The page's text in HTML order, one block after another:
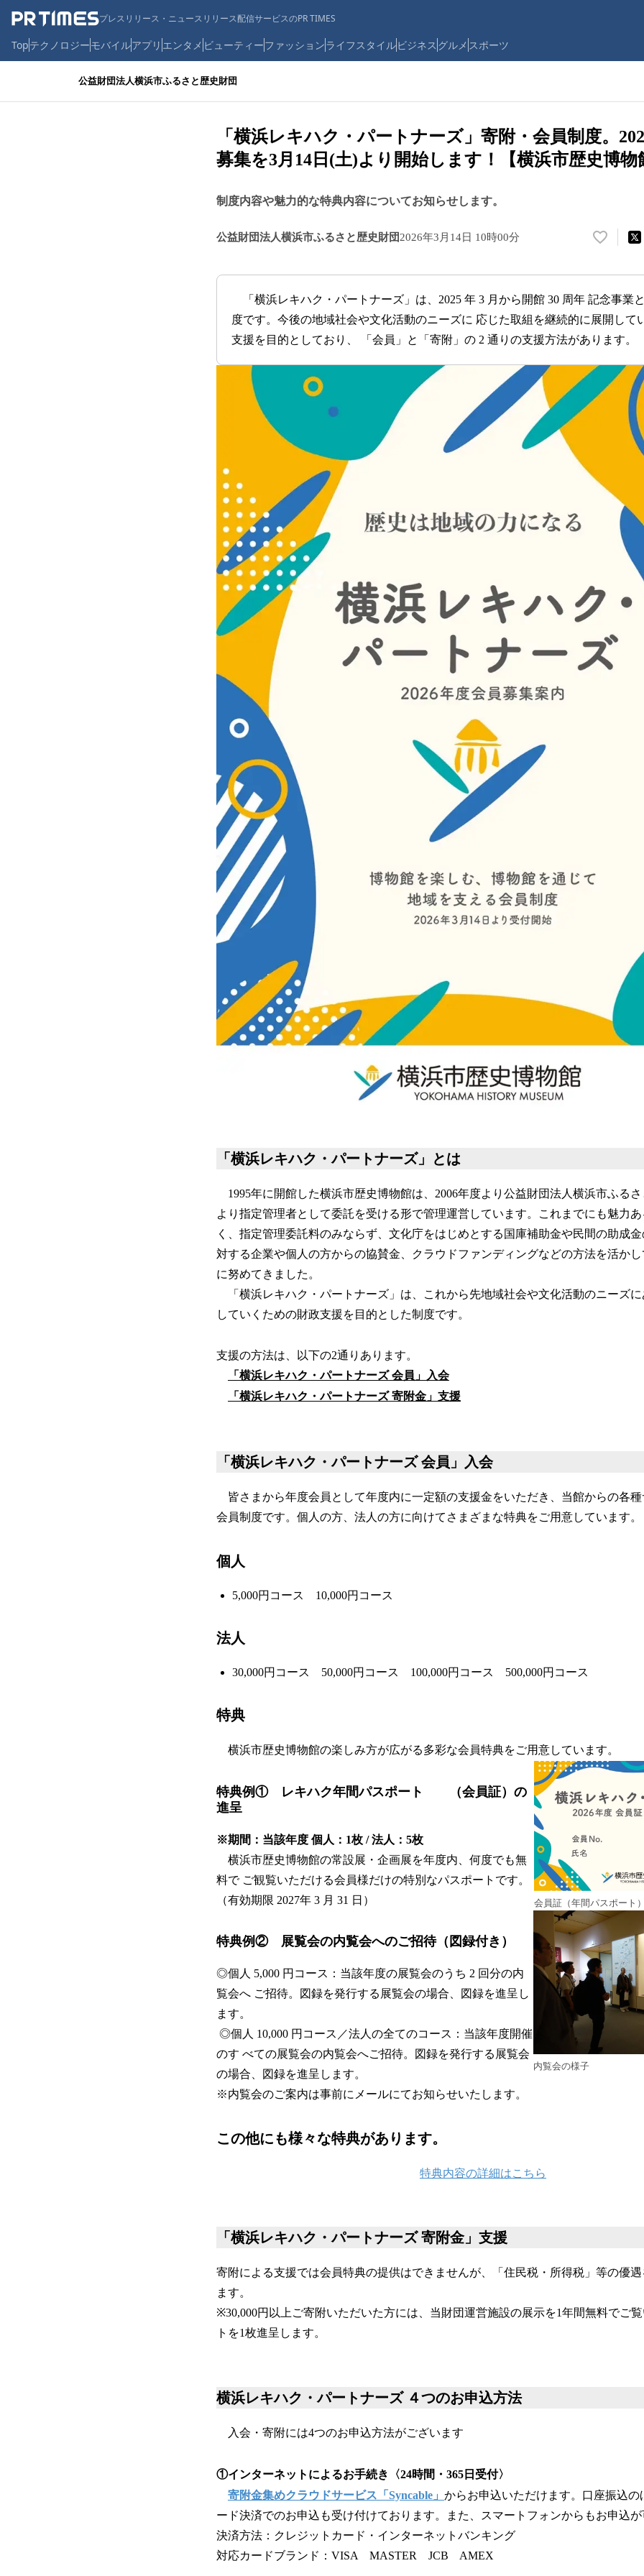
プレスリリース・ニュースリリース配信サービスのPR TIMES
Topテクノロジーモバイルアプリ エンタメ ビューティーファッションライフスタイルビジネス グルメ スポーツ
公益財団法人横浜市ふるさと歴史財団
「横浜レキハク・パートナーズ」寄附・会員制度。
募集を3月14日(土)より開始します！【横浜市歴史博物
制度内容や魅力的な特典内容についてお知らせします。
公益財団法人横浜市ふるさと歴史財団2026年3月14日 10時00分
い
ね
数
を
読
み
込
み
中
「横浜レキハク・パートナーズ」は、2025 年 3 月から開館 30 周年 記念事業
度です。今後の地域社会や文化活動のニーズに 応じた取組を継続的に展開して
支援を目的としており、 「会員」と「寄附」の 2 通りの支援方法があります。
「横浜レキハク・パートナーズ」とは
1995年に開館した横浜市歴史博物館は、2006年度より公益財団法人横浜市ふる
より指定管理者として委託を受ける形で管理運営しています。これまでにも魅力
く、指定管理委託料のみならず、文化庁をはじめとする国庫補助金や民間の助成
対する企業や個人の方からの協賛金、クラウドファンディングなどの方法を活か
に努めてきました。
「横浜レキハク・パートナーズ」は、これから先地域社会や文化活動のニーズ
していくための財政支援を目的とした制度です。
支援の方法は、以下の2通りあります。
「横浜レキハク・パートナーズ 会員」入会
「横浜レキハク・パートナーズ 寄附金」支援
「横浜レキハク・パートナーズ 会員」入会
皆さまから年度会員として年度内に一定額の支援金をいただき、当館からの各
会員制度です。個人の方、法人の方に向けてさまざまな特典をご用意しています。
個人
5,000円コース 10,000円コース
法人
30,000円コース 50,000円コース 100,000円コース 500,000円コース
特典
横浜市歴史博物館の楽しみ方が広がる多彩な会員特典をご用意しています。
特典例① レキハク年間パスポート （会員証）の
進呈
※期間：当該年度 個人：1枚 / 法人：5枚
横浜市歴史博物館の常設展・企画展を年度内、何度でも無
料で ご観覧いただける会員様だけの特別なパスポートです。
（有効期限 2027年 3 月 31 日）
会員証（年間パスポート
特典例② 展覧会の内覧会へのご招待（図録付き）
◎個人 5,000 円コース：当該年度の展覧会のうち 2 回分の内
覧会へ ご招待。図録を発行する展覧会の場合、図録を進呈し
ます。
◎個人 10,000 円コース／法人の全てのコース：当該年度開催
のす べての展覧会の内覧会へご招待。図録を発行する展覧会
の場合、図録を進呈します。
※内覧会のご案内は事前にメールにてお知らせいたします。
内覧会の様子
この他にも様々な特典があります。
特典内容の詳細はこちら
「横浜レキハク・パートナーズ 寄附金」支援
寄附による支援では会員特典の提供はできませんが、「住民税・所得税」等の優
ます。
※30,000円以上ご寄附いただいた方には、当財団運営施設の展示を1年間無料でご
トを1枚進呈します。
横浜レキハク・パートナーズ ４つのお申込方法
入会・寄附には4つのお申込方法がございます
①インターネットによるお手続き〈24時間・365日受付〉
寄附金集めクラウドサービス「Syncable」 からお申込いただけます。口座振込の
ード決済でのお申込も受け付けております。また、スマートフォンからもお申込
決済方法：クレジットカード・インターネットバンキング
対応カードブランド：VISA MASTER JCB AMEX